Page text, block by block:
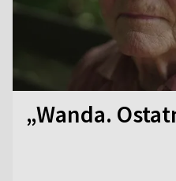
„Wanda.